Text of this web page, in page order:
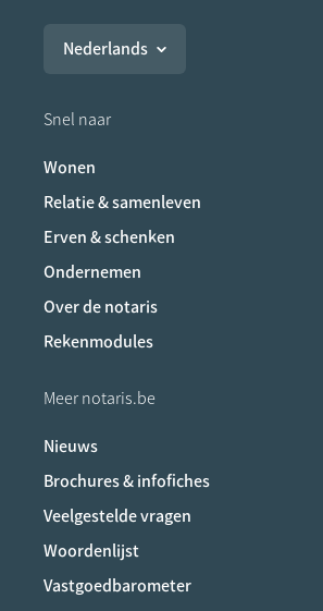
Nederlands
Snel naar
Wonen
Relatie & samenleven
Erven & schenken
Ondernemen
Over de notaris
Rekenmodules
Meer notaris.be
Nieuws
Brochures & infofiches
Veelgestelde vragen
Woordenlijst
Vastgoedbarometer